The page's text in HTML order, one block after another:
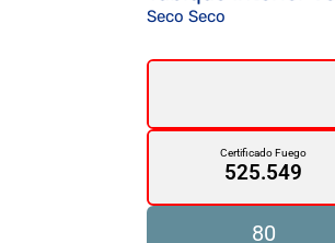
Seco Seco
Certificado Fuego
525.549
80